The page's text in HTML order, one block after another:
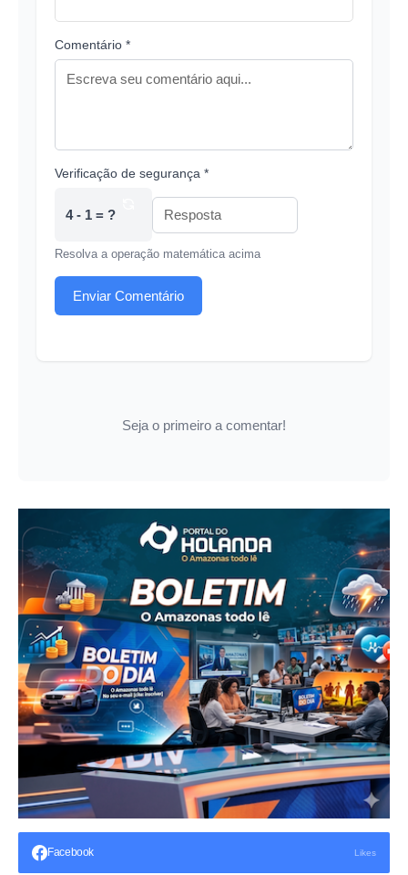
Comentário *
Verificação de segurança *
4 - 1 = ?
Resolva a operação matemática acima
Enviar Comentário
Seja o primeiro a comentar!
Facebook Likes